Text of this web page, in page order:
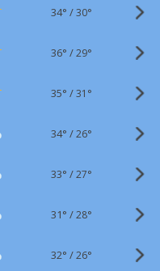
34° /30°
36° /29°
35° /31°
34° /26°
33° /27°
31° /28°
32° /26°